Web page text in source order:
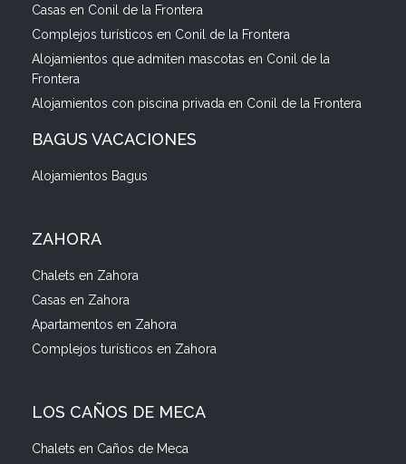
Casas en Conil de la Frontera
Complejos turísticos en Conil de la Frontera
Alojamientos que admiten mascotas en Conil de la
Frontera
Alojamientos con piscina privada en Conil de la Frontera
BAGUS VACACIONES
Alojamientos Bagus
ZAHORA
Chalets en Zahora
Casas en Zahora
Apartamentos en Zahora
Complejos turísticos en Zahora
LOS CAÑOS DE MECA
Chalets en Caños de Meca